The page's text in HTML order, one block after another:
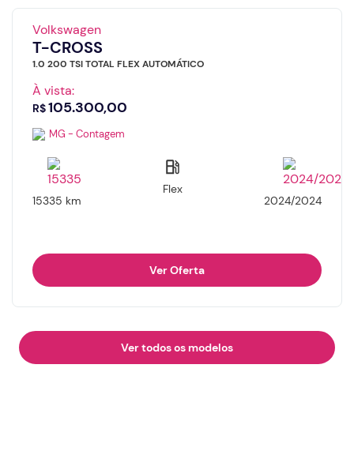
Volkswagen
T-CROSS
1.0 200 TSI TOTAL FLEX AUTOMÁTICO
À vista:
R$105.300,00
MG - Contagem
15335 km
Flex
2024/2024
Ver Oferta
Ver todos os modelos